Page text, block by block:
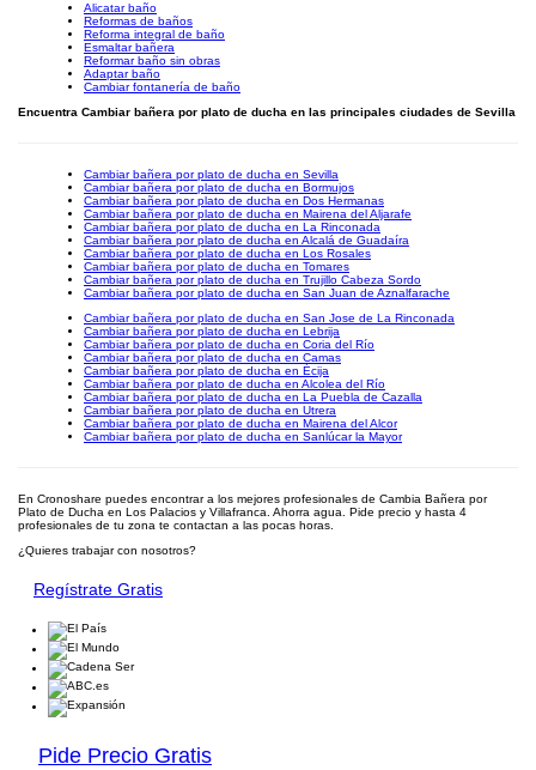
Alicatar baño
Reformas de baños
Reforma integral de baño
Esmaltar bañera
Reformar baño sin obras
Adaptar baño
Cambiar fontanería de baño
Encuentra Cambiar bañera por plato de ducha en las principales ciudades de Sevilla
Cambiar bañera por plato de ducha en Sevilla
Cambiar bañera por plato de ducha en Bormujos
Cambiar bañera por plato de ducha en Dos Hermanas
Cambiar bañera por plato de ducha en Mairena del Aljarafe
Cambiar bañera por plato de ducha en La Rinconada
Cambiar bañera por plato de ducha en Alcalá de Guadaíra
Cambiar bañera por plato de ducha en Los Rosales
Cambiar bañera por plato de ducha en Tomares
Cambiar bañera por plato de ducha en Trujillo Cabeza Sordo
Cambiar bañera por plato de ducha en San Juan de Aznalfarache
Cambiar bañera por plato de ducha en San Jose de La Rinconada
Cambiar bañera por plato de ducha en Lebrija
Cambiar bañera por plato de ducha en Coria del Río
Cambiar bañera por plato de ducha en Camas
Cambiar bañera por plato de ducha en Écija
Cambiar bañera por plato de ducha en Alcolea del Río
Cambiar bañera por plato de ducha en La Puebla de Cazalla
Cambiar bañera por plato de ducha en Utrera
Cambiar bañera por plato de ducha en Mairena del Alcor
Cambiar bañera por plato de ducha en Sanlúcar la Mayor
En Cronoshare puedes encontrar a los mejores profesionales de Cambia Bañera por
Plato de Ducha en Los Palacios y Villafranca. Ahorra agua. Pide precio y hasta 4
profesionales de tu zona te contactan a las pocas horas.
¿Quieres trabajar con nosotros?
Regístrate Gratis
Pide Precio Gratis